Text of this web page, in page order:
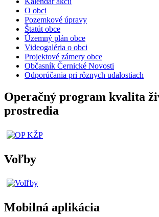
O obci
Pozemkové úpravy
Štatút obce
Územný plán obce
Videogaléria o obci
Projektové zámery obce
Občasník Černické Novosti
Odporúčania pri rôznych udalostiach
Operačný program kvalita
prostredia
Voľby
Mobilná aplikácia